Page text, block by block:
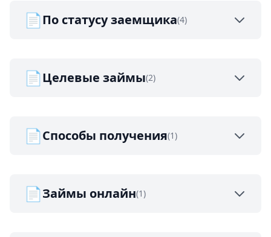
📄По статусу заемщика(4)
📄Целевые займы(2)
📄Способы получения(1)
📄Займы онлайн(1)